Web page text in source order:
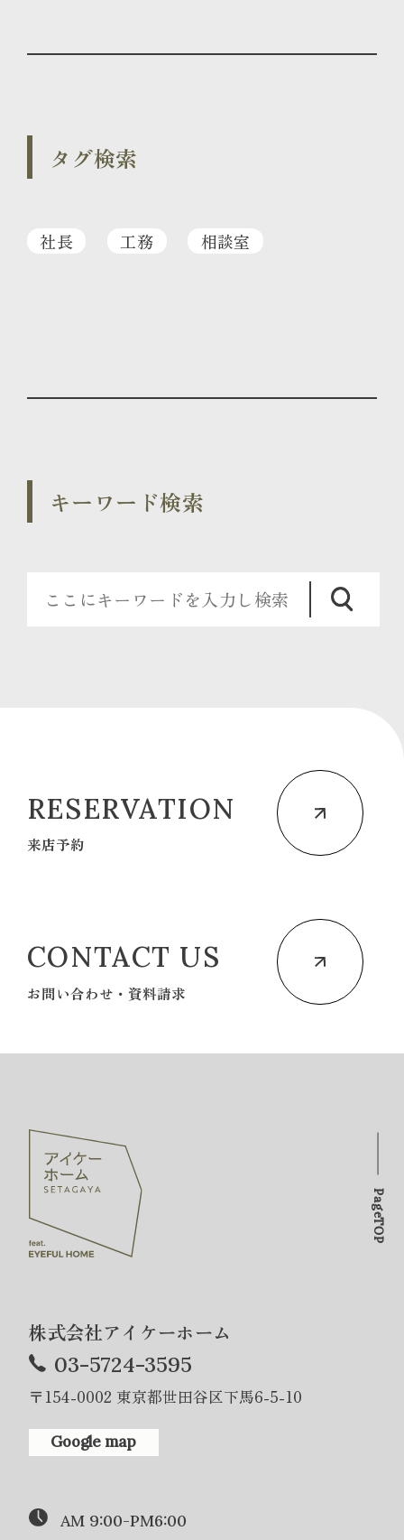
タグ検索
社長 工務 相談室
キーワード検索
RESERVATION
来店予約
CONTACT US
お問い合わせ・資料請求
株式会社アイケーホーム
03-5724-3595
〒154-0002 東京都世田谷区下馬6-5-10
Google map
AM 9:00-PM6:00
PageTOP